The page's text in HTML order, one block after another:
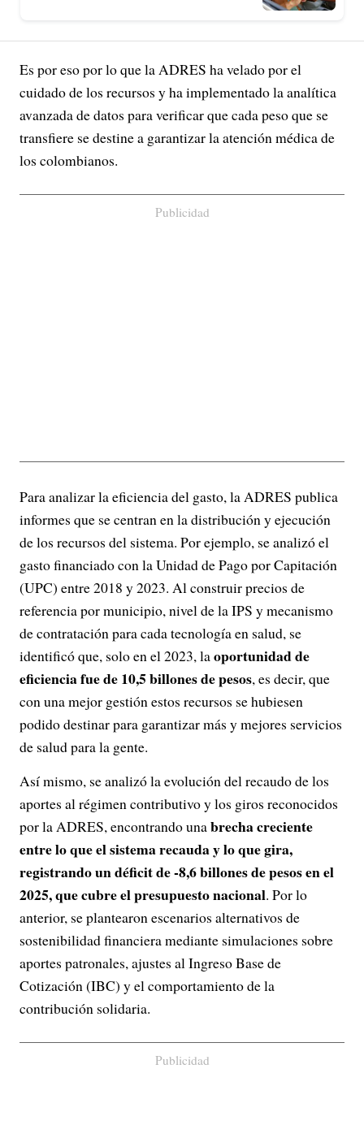
Es por eso por lo que la ADRES ha velado por el
cuidado de los recursos y ha implementado la analítica
avanzada de datos para verificar que cada peso que se
transfiere se destine a garantizar la atención médica de
los colombianos.
Publicidad
Para analizar la eficiencia del gasto, la ADRES publica
informes que se centran en la distribución y ejecución
de los recursos del sistema. Por ejemplo, se analizó el
gasto financiado con la Unidad de Pago por Capitación
(UPC) entre 2018 y 2023. Al construir precios de
referencia por municipio, nivel de la IPS y mecanismo
de contratación para cada tecnología en salud, se
identificó que, solo en el 2023, laoportunidad de
eficiencia fue de 10,5 billones de pesos, es decir, que
con una mejor gestión estos recursos se hubiesen
podido destinar para garantizar más y mejores servicios
de salud para la gente.
Así mismo, se analizó la evolución del recaudo de los
aportes al régimen contributivo y los giros reconocidos
por la ADRES, encontrando unabrecha creciente
entre lo que el sistema recauda y lo que gira,
registrando un déficit de -8,6 billones de pesos en el
2025, que cubre el presupuesto nacional. Por lo
anterior, se plantearon escenarios alternativos de
sostenibilidad financiera mediante simulaciones sobre
aportes patronales, ajustes al Ingreso Base de
Cotización (IBC) y el comportamiento de la
contribución solidaria.
Publicidad